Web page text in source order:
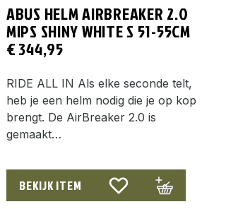
ABUS HELM AIRBREAKER 2.0
MIPS SHINY WHITE S 51-55CM
€344,95
RIDE ALL IN Als elke seconde telt,
heb je een helm nodig die je op kop
brengt. De AirBreaker 2.0 is
gemaakt…
BEKIJK ITEM